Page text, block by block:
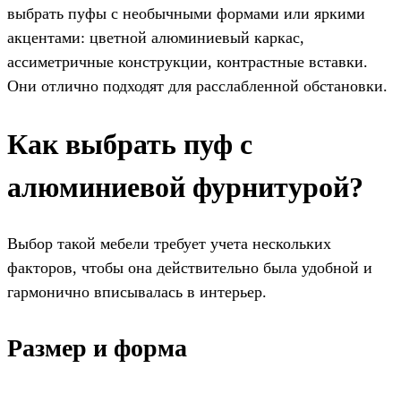
выбрать пуфы с необычными формами или яркими
акцентами: цветной алюминиевый каркас,
ассиметричные конструкции, контрастные вставки.
Они отлично подходят для расслабленной обстановки.
Как выбрать пуф с
алюминиевой фурнитурой?
Выбор такой мебели требует учета нескольких
факторов, чтобы она действительно была удобной и
гармонично вписывалась в интерьер.
Размер и форма